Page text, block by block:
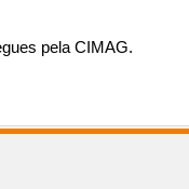
pela CIMAG.